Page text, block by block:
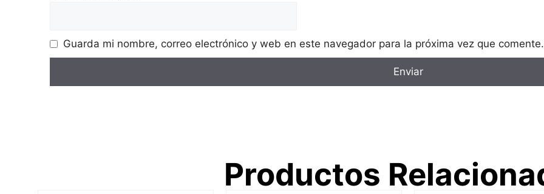
Guarda mi nombre, correo electrónico y web en este navegador para la próxima vez que comente.
Productos